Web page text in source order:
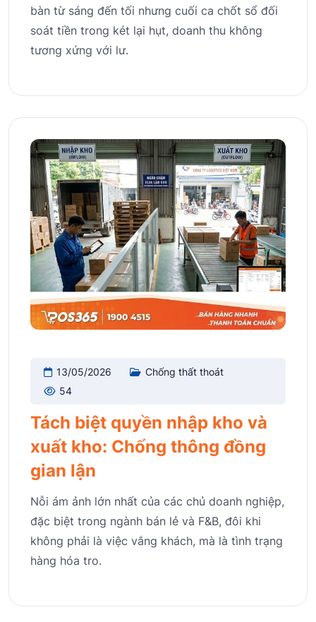
bàn từ sáng đến tối nhưng cuối ca chốt sổ đối
soát tiền trong két lại hụt, doanh thu không
tương xứng với lư.
13/05/2026
Chống thất thoát
54
Tách biệt quyền nhập kho và
xuất kho: Chống thông đồng
gian lận
Nỗi ám ảnh lớn nhất của các chủ doanh nghiệp,
đặc biệt trong ngành bán lẻ và F&B, đôi khi
không phải là việc vắng khách, mà là tình trạng
hàng hóa tro.